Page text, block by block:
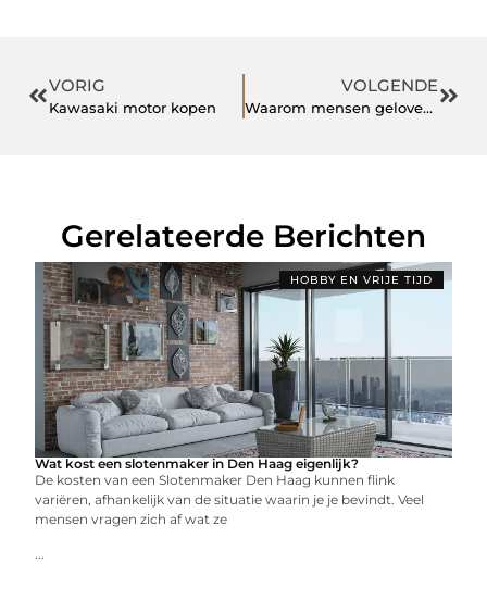
VORIG
Kawasaki motor kopen
VOLGENDE
Waarom mensen geloven in energiezuinig woning
Gerelateerde Berichten
HOBBY EN VRIJE TIJD
Wat kost een slotenmaker in Den Haag eigenlijk?
De kosten van een Slotenmaker Den Haag kunnen flink
variëren, afhankelijk van de situatie waarin je je bevindt. Veel
mensen vragen zich af wat ze
...